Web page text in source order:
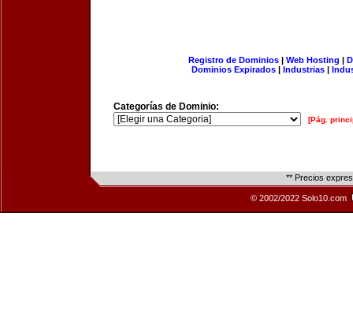
Registro de Dominios| Web Hosting |
Dominios Expirados | Industrias |
Categorías de Dominio:
[Pág.
** Precios
© 2002/2022 Solo10.com